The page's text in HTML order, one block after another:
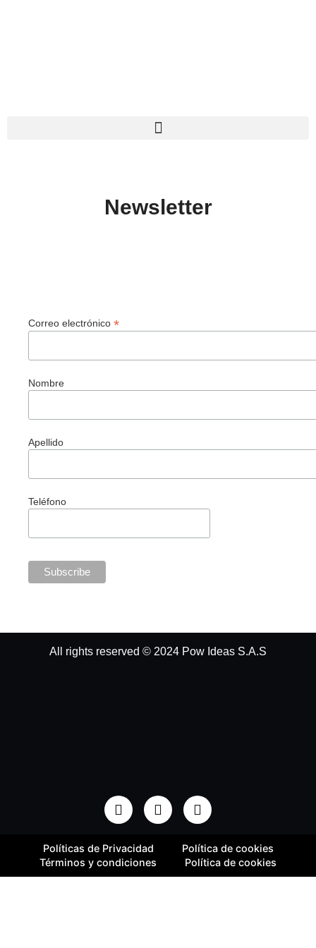
Newsletter
Correo electrónico *
Nombre
Apellido
Teléfono
All rights reserved © 2024 Pow Ideas S.A.S
Políticas de Privacidad
Política de cookies
Términos y condiciones
Política de cookies